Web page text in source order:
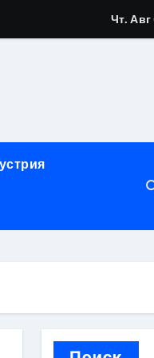
оформления сделки
Чт.